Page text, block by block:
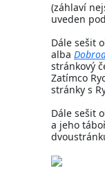
(záhlaví
uveden
Dále sešit
alba
stránkový
Zatímco
stránky s
Dále sešit
a jeho